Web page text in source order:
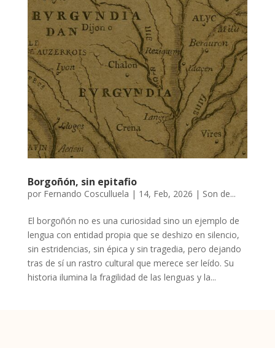
Borgoñón, sin epitafio
por Fernando Cosculluela | 14, Feb, 2026 | Son de...
El borgoñón no es una curiosidad sino un ejemplo de
lengua con entidad propia que se deshizo en silencio,
sin estridencias, sin épica y sin tragedia, pero dejando
tras de sí un rastro cultural que merece ser leído. Su
historia ilumina la fragilidad de las lenguas y la...